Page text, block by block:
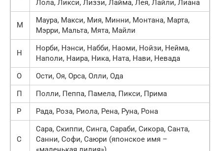
Лола, Ликси, Лиззи, Лайма, Лея, Лайли, Лиана
М
Маура, Макси, Мия, Минни, Монтана, Марта,
Мэрри, Мальта, Мята, Майли
Н
Норби, Нэнси, Набби, Наоми, Нойзи, Нейма,
Наполи, Наира, Ника, Ната, Нави, Невада
О
Ости, Оя, Орса, Олли, Ода
П
Полли, Пеппа, Памела, Пикси, Прима
Р
Рада, Роза, Риола, Рена, Руна, Рона
С
Сара, Скиппи, Синга, Сараби, Сикора, Санта,
Санни, Софи, Саюри (японское имя –